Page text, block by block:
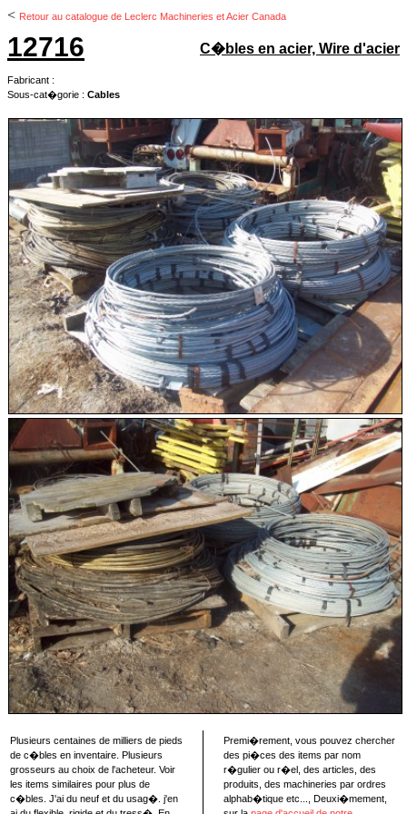
< Retour au catalogue de Leclerc Machineries et Acier Canada
12716
Fabricant :
Sous-cat�gorie : Cables
C�bles en acier, Wire d'acier
Plusieurs centaines de milliers de pieds
de c�bles en inventaire. Plusieurs
grosseurs au choix de l'acheteur. Voir
les items similaires pour plus de
c�bles. J'ai du neuf et du usag�. j'en
Premi�rement, vous pouvez chercher
des pi�ces des items par nom
r�gulier ou r�el, des articles, des
produits, des machineries par ordres
alphab�tique etc..., Deuxi�mement,